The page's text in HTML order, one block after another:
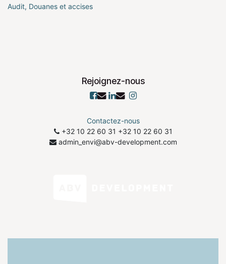
Audit, Douanes et accises
Rejoignez-nous
Contactez-nous
+32 10 22 60 31 ​+32 10 22 60 31
admin_envi@abv-development.com